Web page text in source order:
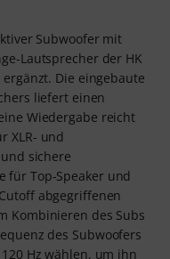
Subwoofer mit
Lautsprecher der HK
Die eingebaute
liefert einen
Wiedergabe reicht
XLR- und
sichere
für Top-Speaker und
abgegriffenen
Kombinieren des Subs
des Subwoofers
Hz wählen, um ihn